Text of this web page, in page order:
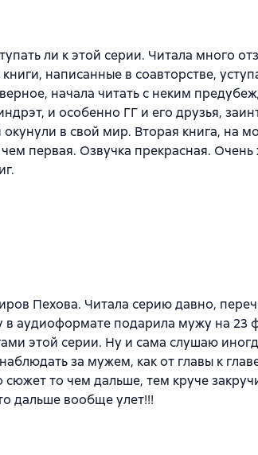
ли к этой серии. Читала много
написанные в соавторстве,
начала читать с неким
и особенно ГГ и его друзья,
в свой мир. Вторая книга, на
первая. Озвучка прекрасная. Очень
Пехова. Читала серию давно,
в аудиоформате подарила мужу на 23
этой серии. Ну и сама слушаю
за мужем, как от главы к
то чем дальше, тем круче
дальше вообще улет!!!